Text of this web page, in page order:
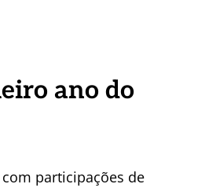
ano do
participações de